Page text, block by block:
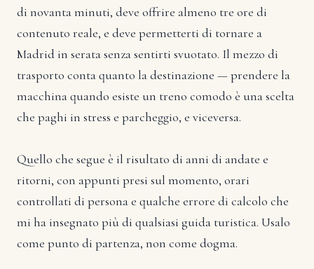
di novanta minuti, deve offrire almeno tre ore di
contenuto reale, e deve permetterti di tornare a
Madrid in serata senza sentirti svuotato. Il mezzo di
trasporto conta quanto la destinazione — prendere la
macchina quando esiste un treno comodo è una scelta
che paghi in stress e parcheggio, e viceversa.
Quello che segue è il risultato di anni di andate e
ritorni, con appunti presi sul momento, orari
controllati di persona e qualche errore di calcolo che
mi ha insegnato più di qualsiasi guida turistica. Usalo
come punto di partenza, non come dogma.